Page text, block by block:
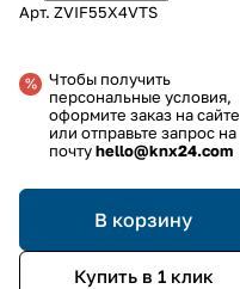
Арт. ZVIF55X4VTS
Чтобы получить
персональные условия,
оформите заказ на сайте
или отправьте запрос на
почтуhello@knx24.com
В корзину
Купить в 1 клик